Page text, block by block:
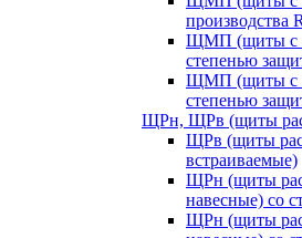
производства
ЩМП (щиты с
степенью
ЩМП (щиты с
степенью
ЩРн, ЩРв (щиты
ЩРв (щиты
встраиваемые)
ЩРн (щиты
навесные) со
ЩРн (щиты